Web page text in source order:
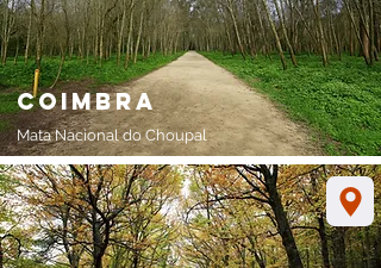
coimbra
Mata Nacionaldo Choupal